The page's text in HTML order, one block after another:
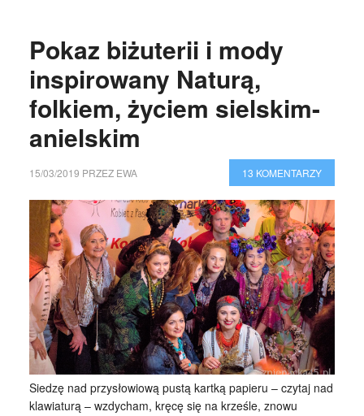
Pokaz biżuterii i mody
inspirowany Naturą,
folkiem, życiem sielskim-
anielskim
15/03/2019 PRZEZ EWA 13 KOMENTARZY
Siedzę nad przysłowiową pustą kartką papieru – czytaj nad
klawiaturą – wzdycham, kręcę się na krześle, znowu